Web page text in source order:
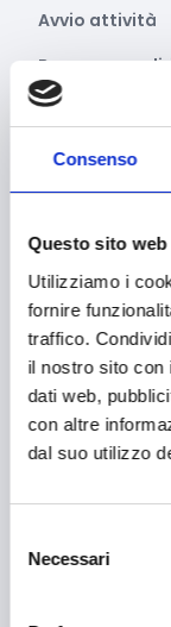
Consenso
Questo sito
Utilizziamo i
fornire
traffico.
il nostro sito con
dati web,
con altre
dal suo utilizzo
delNecessari
Avvio attività
Benessere e
Biodiversità
Brevetti e
Certificazioni
Commercio
Competitività
Consulenza
Cooperazione
Diritti e